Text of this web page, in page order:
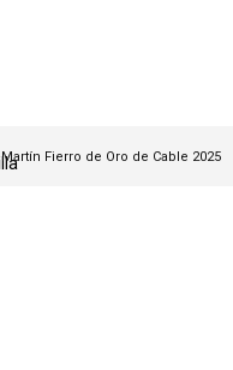
Martín Fierro de Oro de Cable 2025